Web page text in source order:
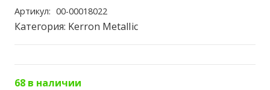
Артикул: 00-00018022
Категория: Kerron MetalIic
68 в наличии